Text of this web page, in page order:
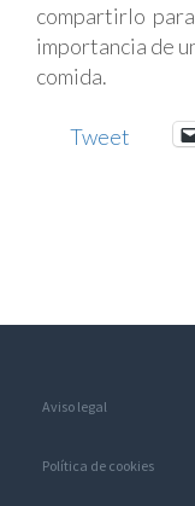
compartirlo para
importancia de
comida.
Tweet
Aviso legal
Política de cookies